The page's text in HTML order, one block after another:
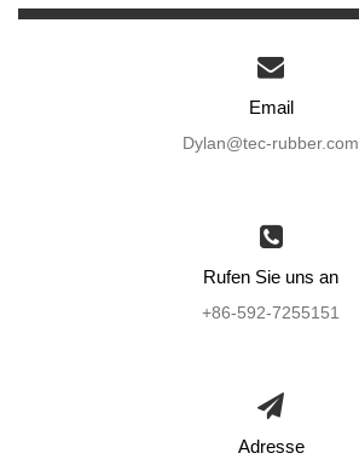
Email
Dylan@tec-rubber.com
Rufen Sie uns an
+86-592-7255151
Adresse